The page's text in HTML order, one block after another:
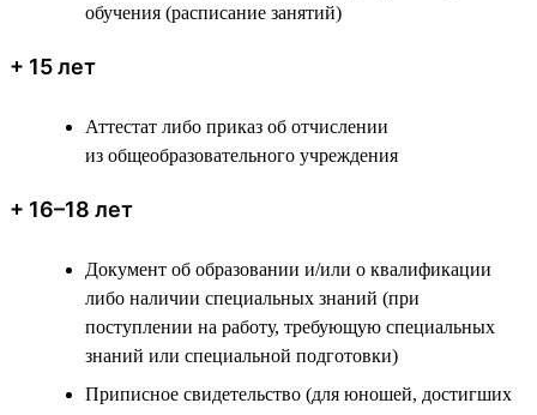
обучения (расписание занятий)
+ 15 лет
Аттестат либо приказ об отчислении
из общеобразовательного учреждения
+ 16–18 лет
Документ об образовании и/или о квалификации
либо наличии специальных знаний (при
поступлении на работу, требующую специальных
знаний или специальной подготовки)
Приписное свидетельство (для юношей, достигших